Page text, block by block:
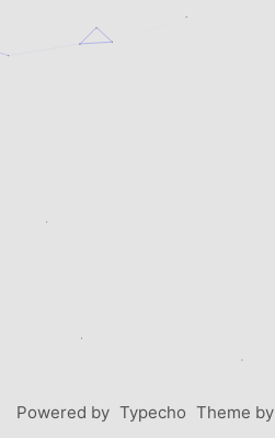
Powered by Typecho Theme by